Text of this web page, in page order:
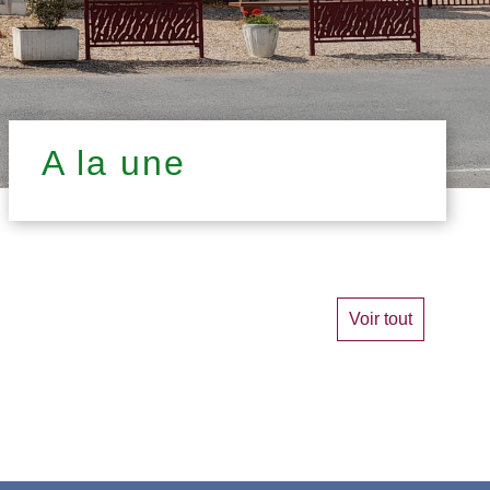
A la une
Voir tout